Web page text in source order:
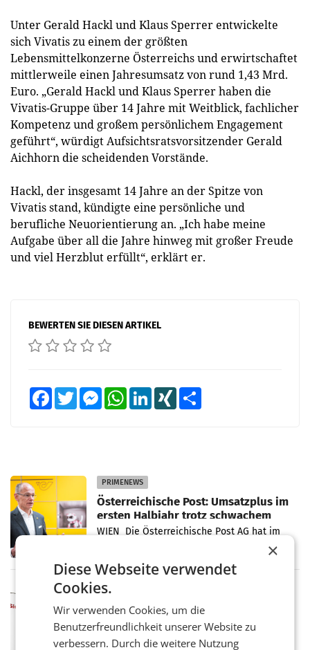
Unter Gerald Hackl und Klaus Sperrer entwickelte
sich Vivatis zu einem der größten
Lebensmittelkonzerne Österreichs und erwirtschaftet
mittlerweile einen Jahresumsatz von rund 1,43 Mrd.
Euro. „Gerald Hackl und Klaus Sperrer haben die
Vivatis-Gruppe über 14 Jahre mit Weitblick, fachlicher
Kompetenz und großem persönlichem Engagement
geführt“, würdigt Aufsichtsratsvorsitzender Gerald
Aichhorn die scheidenden Vorstände.
Hackl, der insgesamt 14 Jahre an der Spitze von
Vivatis stand, kündigte eine persönliche und
berufliche Neuorientierung an. „Ich habe meine
Aufgabe über all die Jahre hinweg mit großer Freude
und viel Herzblut erfüllt“, erklärt er.
BEWERTEN SIE DIESEN ARTIKEL
FacebookTwitter MessengerWhatsAppLinkedInXING
PRIMENEWS
Österreichische Post: Umsatzplus im
ersten Halbjahr trotz schwachem
Briefgeschäft
WIEN Die Österreichische Post AG hat im
ersten Halbjahr 2026 einen Konzernumsatz
von 1.544,0 Mio. EUR erwirtschaftet, was
einem Plus von 3,8 Prozent gegenüber dem
MARKETING & MEDIA
ProSiebenSat.1 spart und macht
überraschend viel Gewinn
UNTERFÖHRING/MAILAND/AMSTERDAM. Der
Fernsehkonzern ProSiebenSat.1 hat im
×
Diese Webseite verwendet
Cookies.
Wir verwenden Cookies, um die
Benutzerfreundlichkeit unserer Website zu
verbessern. Durch die weitere Nutzung